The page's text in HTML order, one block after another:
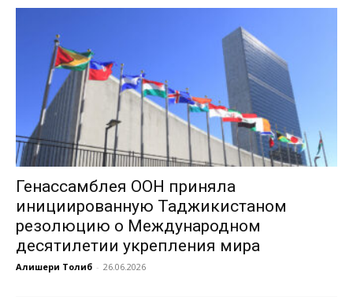
Генассамблея ООН приняла
инициированную Таджикистаном
резолюцию о Международном
десятилетии укрепления мира
Алишери Толиб - 26.06.2026